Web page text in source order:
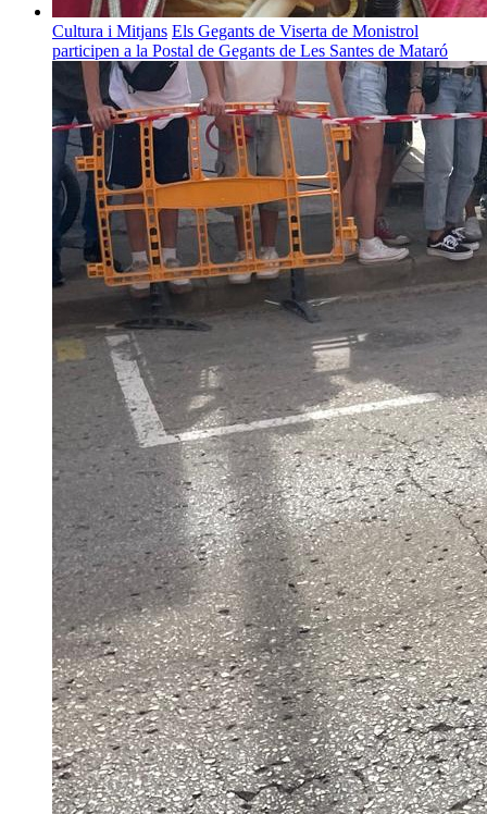
Cultura i Mitjans Els Gegants de Viserta de Monistrol
participen a la Postal de Gegants de Les Santes de Mataró